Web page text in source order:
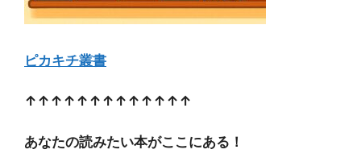
ピカキチ叢書
↑↑↑↑↑↑↑↑↑↑↑↑↑
あなたの読みたい本がここにある！